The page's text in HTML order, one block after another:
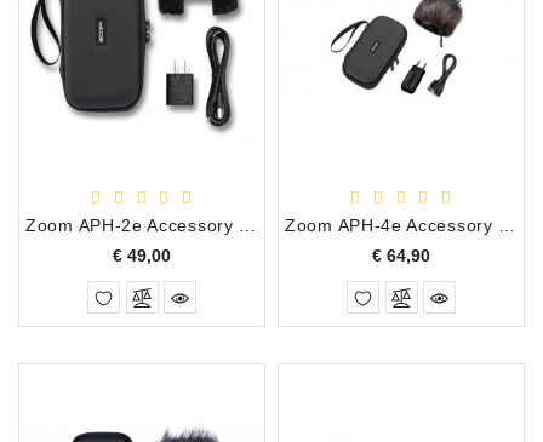
€ 49,00Prijs
€ 64,90Prijs